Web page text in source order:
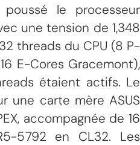
le processeur
une tension de 1,348
threads du CPU (8 P-
E-Cores Gracemont),
étaient actifs. Le
une carte mère ASUS
accompagnée de 16
5792 en CL32. Les